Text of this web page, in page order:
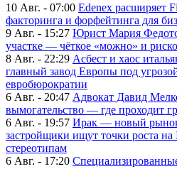
10 Авг. - 07:00 Edenex расширяет
факторинга и форфейтинга для
9 Авг. - 15:27 Юрист Мария
участке — чёткое «можно» и
8 Авг. - 22:29 Асбест и хаос
главный завод Европы под
евробюрократии
6 Авг. - 20:47 Адвокат Давид
вымогательство — где проходит
6 Авг. - 19:57 Ирак — новый
застройщики ищут точки роста
стереотипам
6 Авг. - 17:20